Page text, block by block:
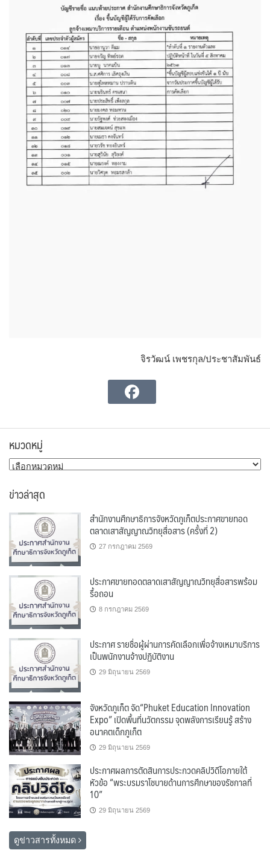
จิรวัฒน์ เพชรกุล/ประชาสัมพันธ์
หมวดหมู่
หมวด
ข่าวล่าสุด
สำนักงานศึกษาธิการจังหวัดภูเก็ตประกาศขายทอด
ตลาดเสาสัญญาณวิทยุสื่อสาร (ครั้งที่ 2)
27 กรกฎาคม 2569
ประกาศขายทอดตลาดเสาสัญญาณวิทยุสื่อสารพร้อม
รื้อถอน
8 กรกฎาคม 2569
ประกาศ รายชื่อผู้ผ่านการคัดเลือกเพื่อจ้างเหมาบริการ
เป็นพนักงานจ้างปฏิบัติงาน
29 มิถุนายน 2569
จังหวัดภูเก็ต จัด“Phuket Education Innovation
Expo” เปิดพื้นที่นวัตกรรม จุดพลังการเรียนรู้ สร้าง
อนาคตเด็กภูเก็ต
29 มิถุนายน 2569
ประกาศผลการตัดสินการประกวดคลิปวิดีโอภายใต้
หัวข้อ “พระบรมราโชบายด้านการศึกษาของรัชกาลที่
10”
29 มิถุนายน 2569
ดูข่าวสารทั้งหมด